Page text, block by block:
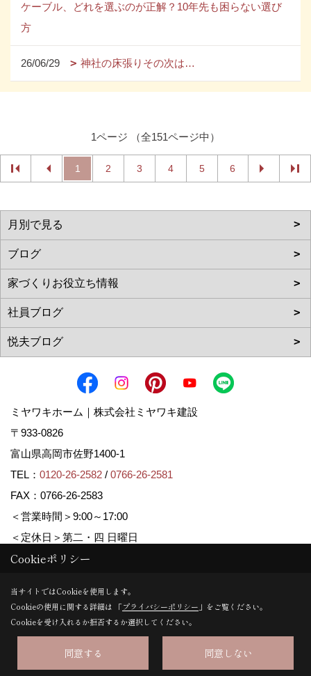
ケーブル、どれを選ぶのが正解？10年先も困らない選び
方
26/06/29 神社の床張りその次は…
1ページ （全151ページ中）
1 2 3 4 5 6
ミヤワキホーム｜株式会社ミヤワキ建設
〒933-0826
富山県高岡市佐野1400-1
TEL： 0120-26-2582 / 0766-26-2581
FAX：0766-26-2583
＜営業時間＞9:00～17:00
＜定休日＞第二・四 日曜日
Copyright (c) MIYAWAKI HOME. All Rights Reserved.
Produced byゴデスクリエイト
Cookieポリシー
当サイトではCookieを使用します。
Cookieの使用に関する詳細は 「プライバシーポリシー 」をご覧ください。
Cookieを受け入れるか拒否するか選択してください。
同意する 同意しない